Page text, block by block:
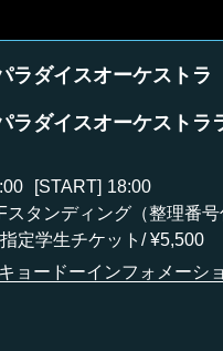
ラダイスオーケストラ
ラダイスオーケストラ
[START] 18:00
スタンディング（整理番
定学生チケット/ ¥5,500
キョードーインフォメーシ